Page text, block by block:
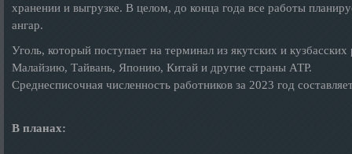
хранении и выгрузке. В целом, до конца года все работы
ангар.
Уголь, который поступает на терминал из якутских и
Малайзию, Тайвань, Японию, Китай и другие страны АТР.
Среднесписочная численность работников за 2023 год
В планах: